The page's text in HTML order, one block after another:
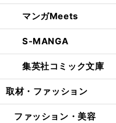
マンガMeets
S-MANGA
集英社コミック文庫
取材・ファッション
ファッション・美容